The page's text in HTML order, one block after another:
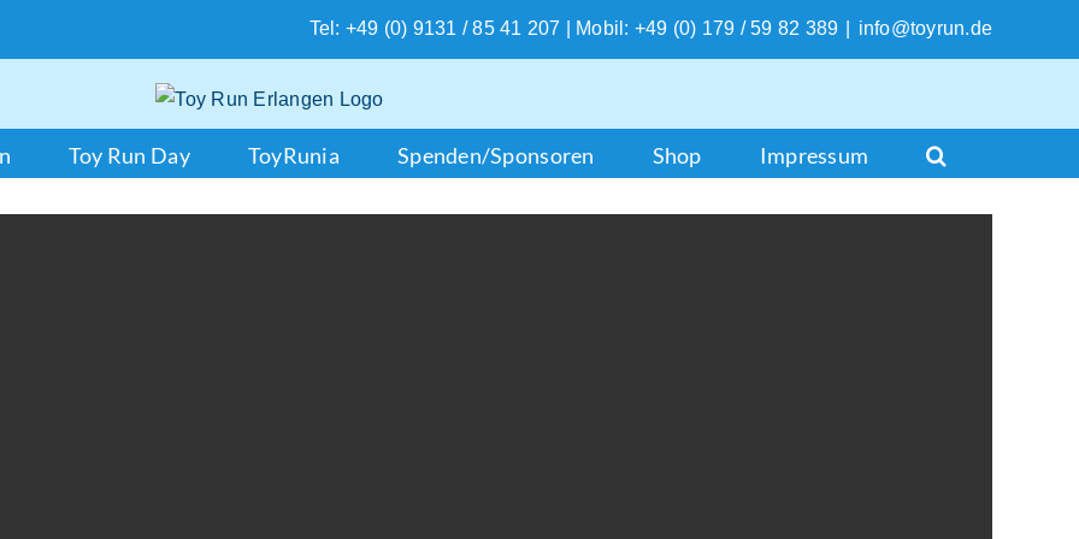
Tel: +49 (0) 9131 / 85 41 207 | Mobil: +49 (0) 179 / 59 82 389 info@toyrun.de
Toy Run Day ToyRunia Spenden/Sponsoren Shop Impressum